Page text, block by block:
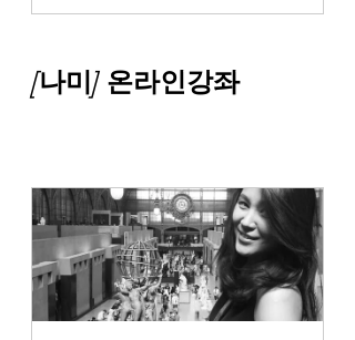
[나미] 온라인강좌